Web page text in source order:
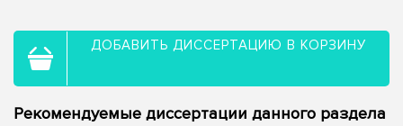
ДОБАВИТЬ ДИССЕРТАЦИЮ В КОРЗИНУ
Рекомендуемые диссертации данного раздела